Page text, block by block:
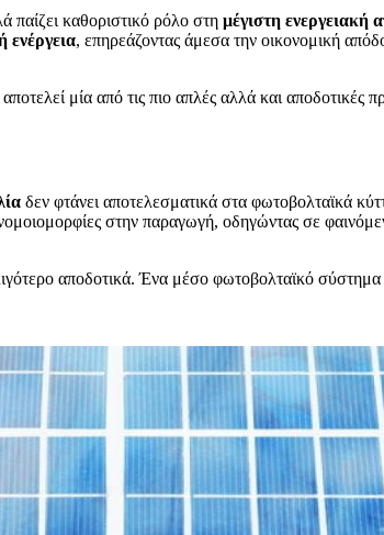
παίζει καθοριστικό ρόλο στη μέγιστη ενεργειακή
ενέργεια, επηρεάζοντας άμεσα την οικονομική
αποτελεί μία από τις πιο απλές αλλά και αποδοτικές
δεν φτάνει αποτελεσματικά στα φωτοβολταϊκά
στην παραγωγή, οδηγώντας σε
αποδοτικά. Ένα μέσο φωτοβολταϊκό σύστημα